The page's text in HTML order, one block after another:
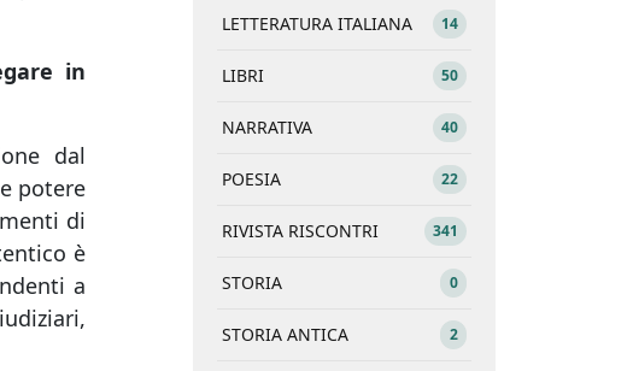
in
dal
potere
di
è
a
LETTERATURA ITALIANA 14
LIBRI 50
NARRATIVA 40
POESIA 22
RIVISTA RISCONTRI 341
STORIA 0
STORIA ANTICA 2